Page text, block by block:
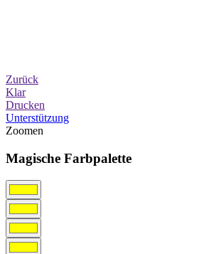
Zurück
Klar
Drucken
Unterstützung
Zoomen
Magische Farbpalette